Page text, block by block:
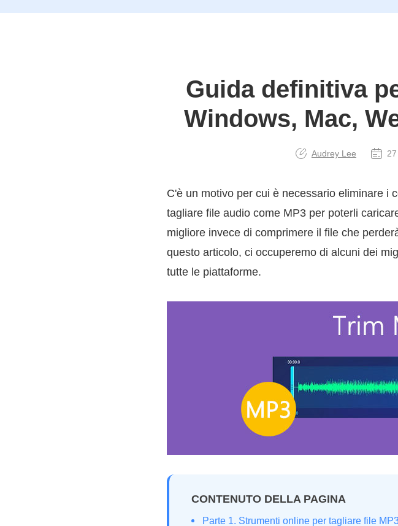
Guida definitiva
Windows, Mac,
Audrey Lee
C'è un motivo per cui è necessario eliminare i
tagliare file audio come MP3 per poterli
migliore invece di comprimere il file che
questo articolo, ci occuperemo di alcuni dei
tutte le piattaforme.
CONTENUTO DELLA PAGINA
Parte 1. Strumenti online per tagliare file